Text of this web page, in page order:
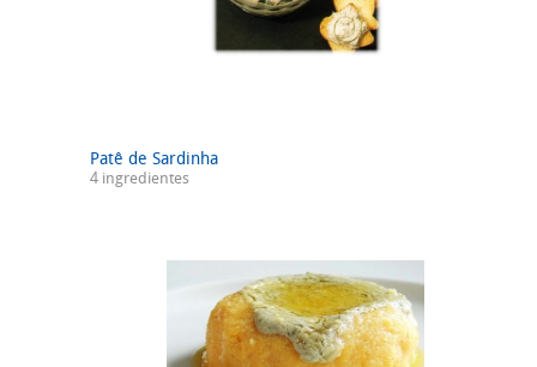
Patê de Sardinha
4 ingredientes